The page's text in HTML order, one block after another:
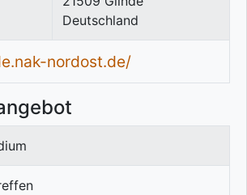
Deutschland
nordost.de/